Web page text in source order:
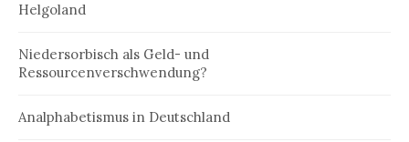
Helgoland
Niedersorbisch als Geld- und
Ressourcenverschwendung?
Analphabetismus in Deutschland